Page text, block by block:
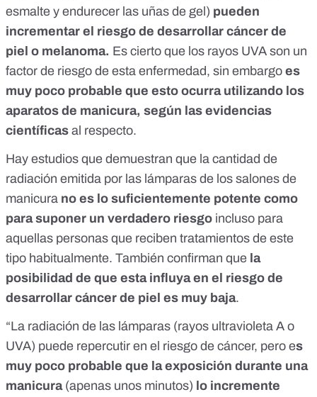
esmalte y endurecer las uñas de gel) pueden
incrementar el riesgo de desarrollar cáncer de
piel o melanoma. Es cierto que los rayos UVA son un
factor de riesgo de esta enfermedad, sin embargo es
muy poco probable que esto ocurra utilizando los
aparatos de manicura, según las evidencias
científicas al respecto.
Hay estudios que demuestran que la cantidad de
radiación emitida por las lámparas de los salones de
manicura no es lo suficientemente potente como
para suponer un verdadero riesgo incluso para
aquellas personas que reciben tratamientos de este
tipo habitualmente. También confirman que la
posibilidad de que esta influya en el riesgo de
desarrollar cáncer de piel es muy baja.
“La radiación de las lámparas (rayos ultravioleta A o
UVA) puede repercutir en el riesgo de cáncer, pero es
muy poco probable que la exposición durante una
manicura(apenas unos minutos) lo incremente